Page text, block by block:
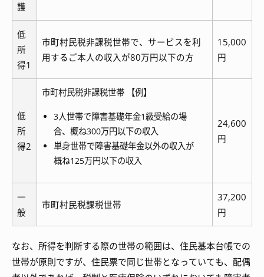
護
低
所
得1
市町村民税非課税世帯で、サービスを利
用するご本人の収入が80万円以下の方
15,000
円
低
所
得2
市町村民税非課税世帯 【例】
3人世帯で障害基礎年金1級受給の場
合、概ね300万円以下の収入
単身世帯で障害基礎年金以外の収入が
概ね125万円以下の収入
24,600
円
一
般
市町村民税課税世帯
37,200
円
なお、所得を判断する際の世帯の範囲は、住民基本台帳での
世帯が原則ですが、住民票で同じ世帯となっていても、配偶